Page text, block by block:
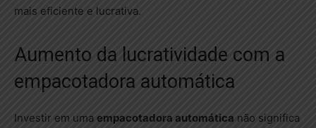
mais eficiente e lucrativa.
Aumento da lucratividade com a
empacotadora automática
Investir em uma empacotadora automática não significa